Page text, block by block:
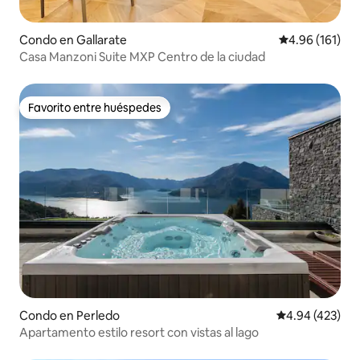
Condo en Gallarate Calificación
4.96 (161)
Casa Manzoni Suite MXP Centro de la ciudad
Favorito entre huéspedes
Favorito entre huéspedes
Condo en Perledo Calificación
4.94 (423)
Apartamento estilo resort con vistas al lago